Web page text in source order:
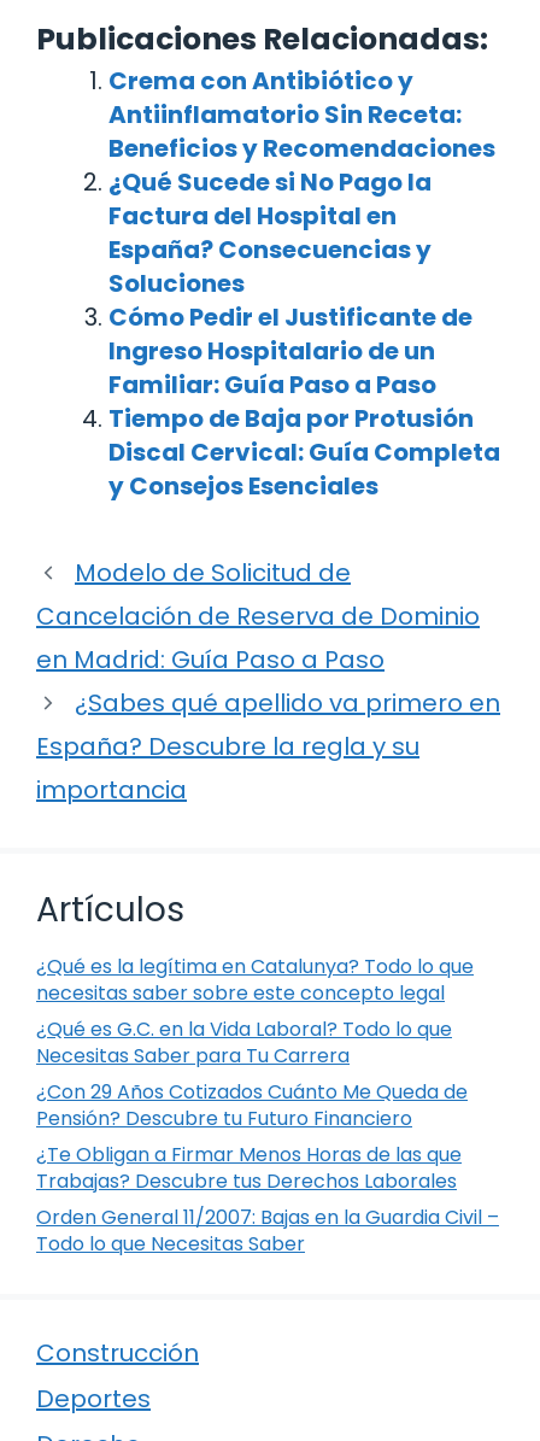
Publicaciones Relacionadas:
Crema con Antibiótico y
Antiinflamatorio Sin Receta:
Beneficios y Recomendaciones
¿Qué Sucede si No Pago la
Factura del Hospital en
España? Consecuencias y
Soluciones
Cómo Pedir el Justificante de
Ingreso Hospitalario de un
Familiar: Guía Paso a Paso
Tiempo de Baja por Protusión
Discal Cervical: Guía Completa
y Consejos Esenciales
Modelo de Solicitud de
Cancelación de Reserva de Dominio
en Madrid: Guía Paso a Paso
¿Sabes qué apellido va primero en
España? Descubre la regla y su
importancia
Artículos
¿Qué es la legítima en Catalunya? Todo lo que
necesitas saber sobre este concepto legal
¿Qué es G.C. en la Vida Laboral? Todo lo que
Necesitas Saber para Tu Carrera
¿Con 29 Años Cotizados Cuánto Me Queda de
Pensión? Descubre tu Futuro Financiero
¿Te Obligan a Firmar Menos Horas de las que
Trabajas? Descubre tus Derechos Laborales
Orden General 11/2007: Bajas en la Guardia Civil –
Todo lo que Necesitas Saber
Construcción
Deportes